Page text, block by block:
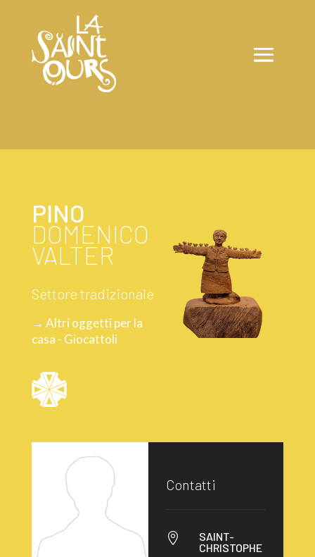
PINO
DOMENICO
VALTER
Settore tradizionale
→ Altri oggetti per la
casa - Giocattoli
Contatti

SAINT-
CHRISTOPHE